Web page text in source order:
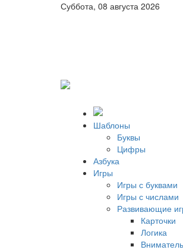
Суббота, 08 августа 2026
Шаблоны
Буквы
Цифры
Азбука
Игры
Игры с буквами
Игры с числами
Развивающие
Карточки
Логика